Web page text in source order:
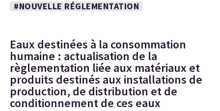
#NOUVELLE RÉGLEMENTATION
Eaux destinées à la consommation
humaine : actualisation de la
règlementation liée aux matériaux et
produits destinés aux installations de
production, de distribution et de
conditionnement de ces eaux